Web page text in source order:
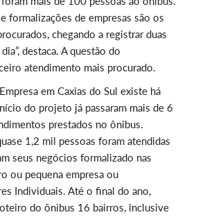
formalizações de empresas são os
chegando a registrar duas
destaca. A questão do
atendimento mais procurado.
em Caxias do Sul existe há
do projeto já passaram mais de 6
prestados no ônibus.
1,2 mil pessoas foram atendidas
seus negócios formalizado nas
ou pequena empresa ou
Individuais. Até o final do ano,
do ônibus 16 bairros, inclusive